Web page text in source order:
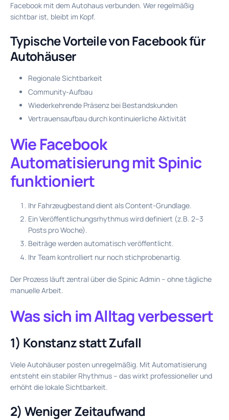
Facebook mit dem Autohaus verbunden. Wer regelmäßig
sichtbar ist, bleibt im Kopf.
Typische Vorteile von Facebook für
Autohäuser
Regionale Sichtbarkeit
Community-Aufbau
Wiederkehrende Präsenz bei Bestandskunden
Vertrauensaufbau durch kontinuierliche Aktivität
Wie Facebook
Automatisierung mit Spinic
funktioniert
Ihr Fahrzeugbestand dient als Content-Grundlage.
Ein Veröffentlichungsrhythmus wird definiert (z.B. 2–3
Posts pro Woche).
Beiträge werden automatisch veröffentlicht.
Ihr Team kontrolliert nur noch stichprobenartig.
Der Prozess läuft zentral über die Spinic Admin – ohne tägliche
manuelle Arbeit.
Was sich im Alltag verbessert
1) Konstanz statt Zufall
Viele Autohäuser posten unregelmäßig. Mit Automatisierung
entsteht ein stabiler Rhythmus – das wirkt professioneller und
erhöht die lokale Sichtbarkeit.
2) Weniger Zeitaufwand